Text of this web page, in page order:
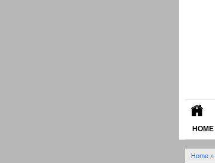
HOME
Home »